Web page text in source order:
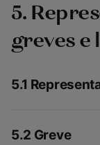
5.
greves e
5.1
5.2 Greve